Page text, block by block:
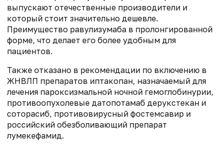
выпускают отечественные производители и
который стоит значительно дешевле.
Преимущество равулизумаба в пролонгированной
форме, что делает его более удобным для
пациентов.
Также отказано в рекомендации по включению в
ЖНВЛП препаратов иптакопан, назначаемый для
лечения пароксизмальной ночной гемоглобинурии,
противоопухолевые датопотамаб дерукстекан и
соторасиб, противовирусный фостемсавир и
российский обезболивающий препарат
лумекефамид.